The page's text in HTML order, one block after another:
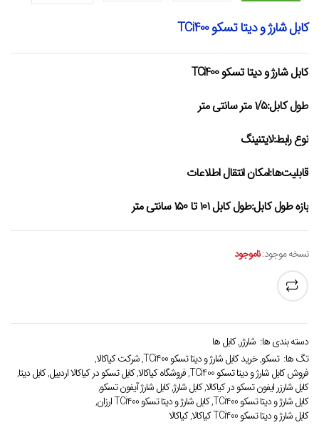
کابل شارژ و دیتا تسکو TCi400
کابل شارژ و دیتا تسکو TCi400
طول کابل:۱/۵ متر سانتی متر
نوع رابط:لایتنینگ
قابلیت‌ها:امکان انتقال اطلاعات
بازه طول کابل:طول کابل ۱۰۱ تا ۱۵۰ سانتی متر
نسخه موجود:ناموجود
دسته بندی ها: شارژر,کابل ها
تگ ها: تسکو,خرید کابل شارژ و دیتا تسکو TCi400 ,شرکت کیاکالا,
فروش کابل شارژ و دیتا تسکو TCi400
,فروشگاه کیاکالا,کابل تسکو در کیاکالا اردبیل,کابل دیتا,
کابل شارزر ایفون تسکو در کیاکالا,کابل شارژ,کابل شارژ آیفون تسکو,
کابل شارژ و دیتا تسکو TCi400
,کابل شارژ و دیتا تسکو TCi400 ارزان
,
کابل شارژ و دیتا تسکو TCi400 کیاکالا
,کیاکالا